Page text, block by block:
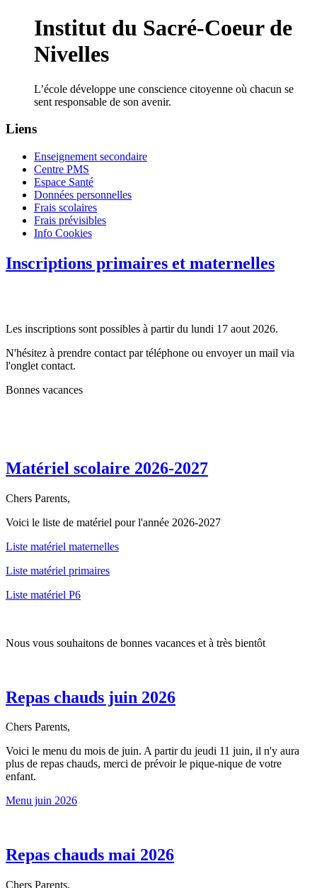
Institut du Sacré-Coeur de
Nivelles
L’école développe une conscience citoyenne où chacun se
sent responsable de son avenir.
Liens
Enseignement secondaire
Centre PMS
Espace Santé
Données personnelles
Frais scolaires
Frais prévisibles
Info Cookies
Inscriptions primaires et maternelles
Les inscriptions sont possibles à partir du lundi 17 aout 2026.
N'hésitez à prendre contact par téléphone ou envoyer un mail via
l'onglet contact.
Bonnes vacances
Matériel scolaire 2026-2027
Chers Parents,
Voici le liste de matériel pour l'année 2026-2027
Liste matériel maternelles
Liste matériel primaires
Liste matériel P6
Nous vous souhaitons de bonnes vacances et à très bientôt
Repas chauds juin 2026
Chers Parents,
Voici le menu du mois de juin. A partir du jeudi 11 juin, il n'y aura
plus de repas chauds, merci de prévoir le pique-nique de votre
enfant.
Menu juin 2026
Repas chauds mai 2026
Chers Parents,